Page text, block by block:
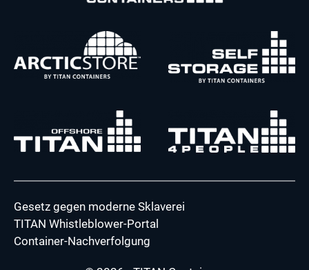
Gesetz gegen moderne Sklaverei
TITAN Whistleblower-Portal
Container-Nachverfolgung